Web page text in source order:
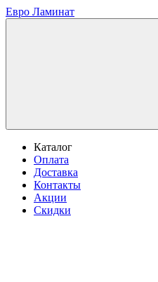
Евро Ламинат
Каталог
Оплата
Доставка
Контакты
Акции
Скидки